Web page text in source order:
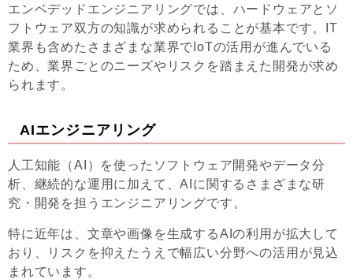
エンベデッドエンジニアリングでは、ハードウェアとソ
フトウェア双方の知識が求められることが基本です。IT
業界も含めたさまざまな業界でIoTの活用が進んでいる
ため、業界ごとのニーズやリスクを踏まえた開発が求め
られます。
AIエンジニアリング
人工知能（AI）を使ったソフトウェア開発やデータ分
析、継続的な運用に加えて、AIに関するさまざまな研
究・開発を担うエンジニアリングです。
特に近年は、文章や画像を生成するAIの利用が拡大して
おり、リスクを抑えたうえで幅広い分野への活用が見込
まれています。